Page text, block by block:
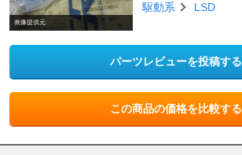
画像提供元
駆動系 LSD
パーツレビューを投稿する
この商品の価格を比較する